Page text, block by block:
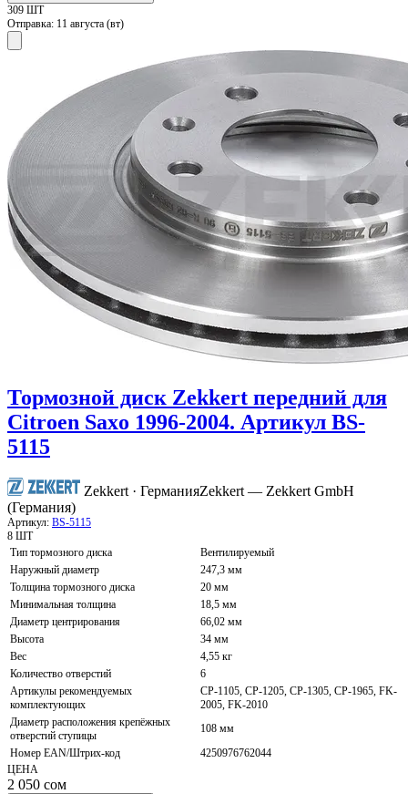
309 ШТ
Отправка: 11 августа (вт)
Тормозной диск Zekkert передний для
Citroen Saxo 1996-2004. Артикул BS-
5115
Zekkert · ГерманияZekkert — Zekkert GmbH
(Германия)
Артикул: BS-5115
8 ШТ
Тип тормозного диска
Вентилируемый
Наружный диаметр
247,3 мм
Толщина тормозного диска
20 мм
Минимальная толщина
18,5 мм
Диаметр центрирования
66,02 мм
Высота
34 мм
Вес
4,55 кг
Количество отверстий
6
Артикулы рекомендуемых
комплектующих
CP-1105, CP-1205, CP-1305, CP-1965, FK-
2005, FK-2010
Диаметр расположения крепёжных
отверстий ступицы
108 мм
Номер EAN/Штрих-код
4250976762044
ЦЕНА
2 050 сом